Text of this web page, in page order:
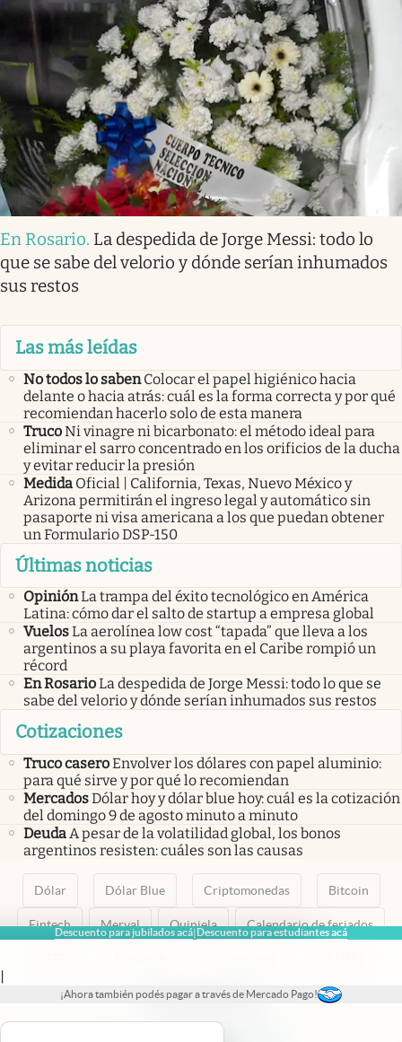
Descuento para jubilados acá|Descuento para estudiantes acá
|
¡Ahora también podés pagar a través de Mercado Pago!
En Rosario. La despedida de Jorge Messi: todo lo
que se sabe del velorio y dónde serían inhumados
sus restos
Las más leídas
No todos lo saben Colocar el papel higiénico hacia
delante o hacia atrás: cuál es la forma correcta y por qué
recomiendan hacerlo solo de esta manera
TrucoNi vinagre ni bicarbonato: el método ideal para
eliminar el sarro concentrado en los orificios de la ducha
y evitar reducir la presión
Medida Oficial | California, Texas, Nuevo México y
Arizona permitirán el ingreso legal y automático sin
pasaporte ni visa americana a los que puedan obtener
un Formulario DSP-150
Últimas noticias
OpiniónLa trampa del éxito tecnológico en América
Latina: cómo dar el salto de startup a empresa global
VuelosLa aerolínea low cost “tapada” que lleva a los
argentinos a su playa favorita en el Caribe rompió un
récord
En RosarioLa despedida de Jorge Messi: todo lo que se
sabe del velorio y dónde serían inhumados sus restos
Cotizaciones
Truco caseroEnvolver los dólares con papel aluminio:
para qué sirve y por qué lo recomiendan
MercadosDólar hoy y dólar blue hoy: cuál es la cotización
del domingo 9 de agosto minuto a minuto
Deuda A pesar de la volatilidad global, los bonos
argentinos resisten: cuáles son las causas
Dólar Dólar Blue Criptomonedas Bitcoin
Fintech Merval Quiniela Calendario de feriados
abre en nueva pestaña
abre en nueva pestaña
abre en nueva pestaña
abre en nueva pestaña
abre en nueva pestaña